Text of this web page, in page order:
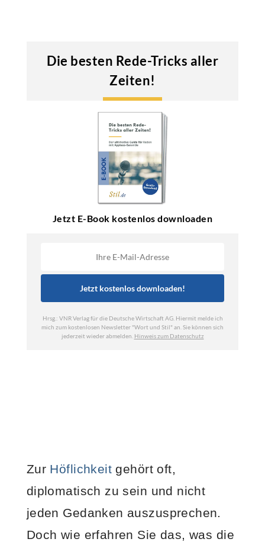
Zur Höflichkeit gehört oft,
diplomatisch zu sein und nicht
jeden Gedanken auszusprechen.
Doch wie erfahren Sie das, was die